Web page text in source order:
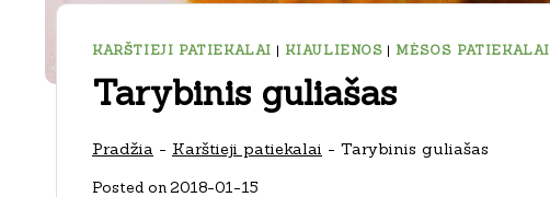
KARŠTIEJI PATIEKALAI | KIAULIENOS | MĖSOS PATIEKALAI
Tarybinis guliašas
Pradžia - Karštieji patiekalai - Tarybinis guliašas
Posted on2018-01-15